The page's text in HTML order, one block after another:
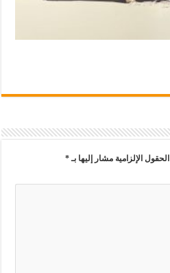
الحقول الإلزامية مشار إليها بـ*